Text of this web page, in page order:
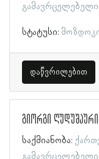
სტატუსი:
დაწვრილებით
გიორგი ღუდუშაური
საქმიანობა: